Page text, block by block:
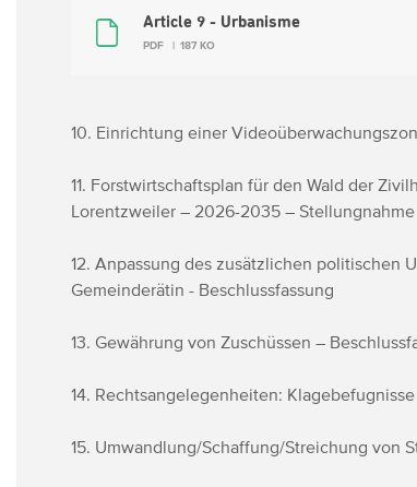
Article 9 - Urbanisme
PDF 187 KO
10. Einrichtung einer
11. Forstwirtschaftsplan für den Wald der
Lorentzweiler – 2026-2035 – Stellungnahme
12. Anpassung des zusätzlichen politischen
Gemeinderätin - Beschlussfassung
13. Gewährung von Zuschüssen –
14. Rechtsangelegenheiten:
15. Umwandlung/Schaffung/Streichung von